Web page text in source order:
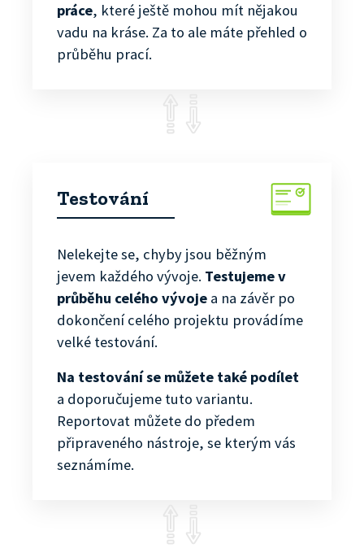
práce, které ještě mohou mít nějakou
vadu na kráse. Za to ale máte přehled o
průběhu prací.
Testování
Nelekejte se, chyby jsou běžným
jevem každého vývoje. Testujeme v
průběhu celého vývoje a na závěr po
dokončení celého projektu provádíme
velké testování.
Na testování se můžete také podílet
a doporučujeme tuto variantu.
Reportovat můžete do předem
připraveného nástroje, se kterým vás
seznámíme.